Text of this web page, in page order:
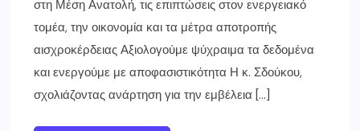
στη Μέση Ανατολή, τις επιπτώσεις στον ενεργειακό
τομέα, την οικονομία και τα μέτρα αποτροπής
αισχροκέρδειας Αξιολογούμε ψύχραιμα τα δεδομένα
και ενεργούμε με αποφασιστικότητα Η κ. Σδούκου,
σχολιάζοντας ανάρτηση για την εμβέλεια […]